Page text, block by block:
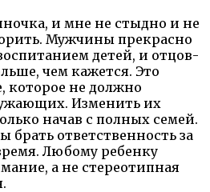
и мне не стыдно и не
Мужчины прекрасно
детей, и отцов-
чем кажется. Это
которое не должно
Изменить их
начав с полных семей.
брать ответственность за
Любому ребенку
а не стереотипная